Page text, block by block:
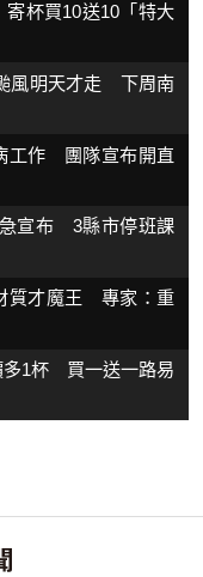
杯買10送10「特大
風明天才走 下周南
工作 團隊宣布開直
急宣布 3縣市停班課
質才魔王 專家：重
多1杯 買一送一路易